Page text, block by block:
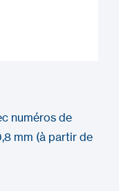
numéros de
mm (à partir de